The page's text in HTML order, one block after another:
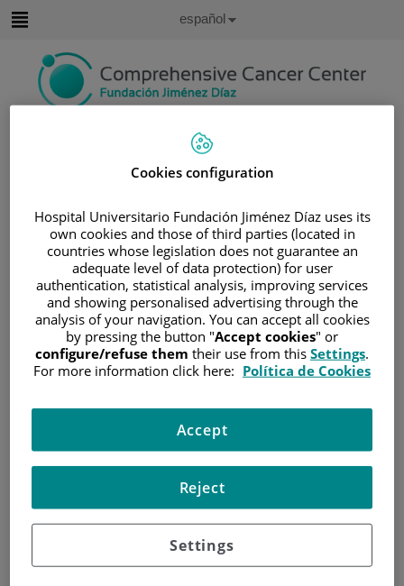
contenido
Selector
Idioma
Español
/LIDIA COLOMA RUIZ
Lidia Coloma Ruiz
Ruiz
TITULACIÓN
LICENCIATURA EN
MEDICINA Y CIRUGÍA
POR LA
ALCALÁ DE
HENARES 2016-2021
RESIDENTE
UROLOGÍA
FUNDACIÓN
Cookies configuration
Hospital Universitario Fundación Jiménez Díaz uses its
own cookies and those of third parties (located in
countries whose legislation does not guarantee an
adequate level of data protection) for user
authentication, statistical analysis, improving services
and showing personalised advertising through the
analysis of your navigation. You can accept all cookies
by pressing the button "Accept cookies" or
configure/refuse them their use from this Settings.
For more information click here: Política de Cookies
Settings
Reject
Accept